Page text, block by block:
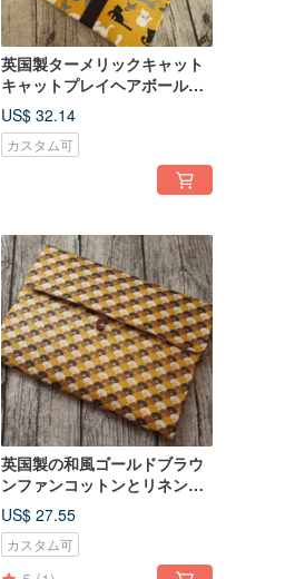
英国製ターメリックキャット
キャットプレイヘアボールハ
ンドヘルド保護スリーブスイ
ッチタブレットバッグ
US$ 32.14
カスタム可
英国製の和風ゴールドブラウ
ンファンコットンとリネンコ
ンピューターラップトップ保
護カバースイッチiPadキンド
ル
US$ 27.55
カスタム可